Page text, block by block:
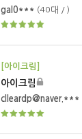
gal0*** (40대 / )
[아이크림]
아이크림
clleardp@naver.***